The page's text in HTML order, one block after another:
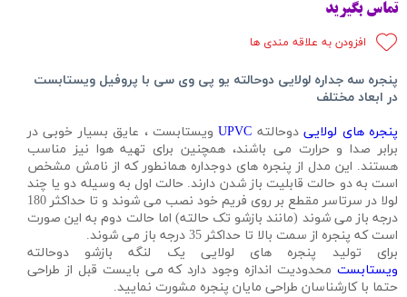
تماس بگیرید
پنجره سه جداره لولایی دوحالته یو پی وی سی با پروفیل ویستابست
در ابعاد مختلف
پنجره های لولاییدوحالته UPVCویستابست ، عایق بسیار خوبی در
برابر صدا و حرارت می باشند، همچنین برای تهیه هوا نیز مناسب
هستند. این مدل از پنجره های دوجداره همانطور که از نامش مشخص
است به دو حالت قابلیت باز شدن دارند. حالت اول به وسیله دو یا چند
لولا در سرتاسر مقطع بر روی فریم خود نصب می شوند و تا حداکثر 180
درجه باز می شوند (مانند بازشو تک حالته) اما حالت دوم به این صورت
است که پنجره از سمت بالا تا حداکثر 35 درجه باز می شوند.
برای تولید پنجره های لولایی یک لنگه بازشو دوحالته
ویستابست محدودیت اندازه وجود دارد که می بایست قبل از طراحی
حتما با کارشناسان طراحی مایان پنجره مشورت نمایید.
افزودن به علاقه مندی ها